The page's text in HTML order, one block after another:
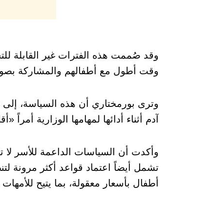
وقد صُممت هذه الفترات غير القابلة
وقت أطول مع أطفالهم والمشاركة
وترى بورمختاري أن هذه السياسة،
آدم أثناء أدائها لمهامها الوزارية أمراً
وأكدت أن السياسات الداعمة للأسر لا
تشمل أيضاً اعتماد قواعد أكثر مرونة
أطفال بأسعار معقولة، بما يتيح